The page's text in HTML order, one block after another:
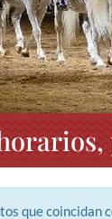
que coincidan